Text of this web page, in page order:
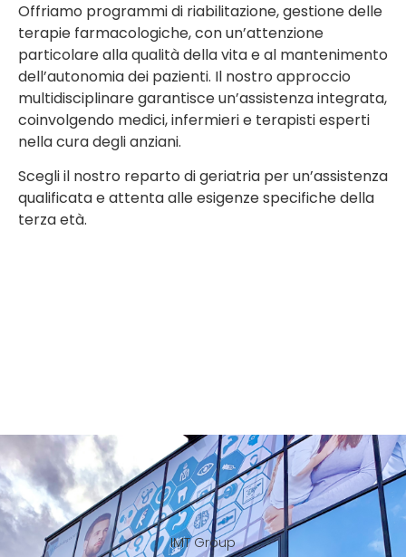
Offriamo programmi di riabilitazione, gestione delle
terapie farmacologiche, con un’attenzione
particolare alla qualità della vita e al mantenimento
dell’autonomia dei pazienti. Il nostro approccio
multidisciplinare garantisce un’assistenza integrata,
coinvolgendo medici, infermieri e terapisti esperti
nella cura degli anziani.
Scegli il nostro reparto di geriatria per un’assistenza
qualificata e attenta alle esigenze specifiche della
terza età.
IMT Group